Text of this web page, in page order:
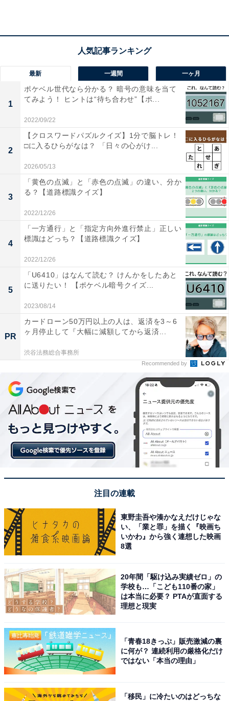
最新 一週間 一ヶ月
1
ポケベル世代なら分かる？ 暗号の意味を当て
てみよう！ ヒントは“待ち合わせ”【ポ...
2022/09/22
2
【クロスワードパズルクイズ】1分で脳トレ！
□に入るひらがなは？ 「日々の心がけ...
2026/05/13
3
「黄色の点滅」と「赤色の点滅」の違い、分か
る？【道路標識クイズ】
2022/12/26
4
「一方通行」と「指定方向外進行禁止」正しい
標識はどっち？【道路標識クイズ】
2022/12/26
5
「U6410」はなんて読む？ けんかをしたあと
に送りたい！ 【ポケベル暗号クイズ...
2023/08/14
PR
カードローン50万円以上の人は、返済を3～6
ヶ月停止して『大幅に減額してから返済...
渋谷法務総合事務所
Recommended by
注目の連載
東野圭吾や湊かなえだけじゃな
い、「業と罪」を描く『映画ち
いかわ』から強く連想した映画
8選
20年間「駆け込み実績ゼロ」の
学校も…「こども110番の家」
は本当に必要？ PTAが直面する
理想と現実
「青春18きっぷ」販売激減の裏
に何が？ 連続利用の厳格化だけ
ではない「本当の理由」
「移民」に冷たいのはどっちな